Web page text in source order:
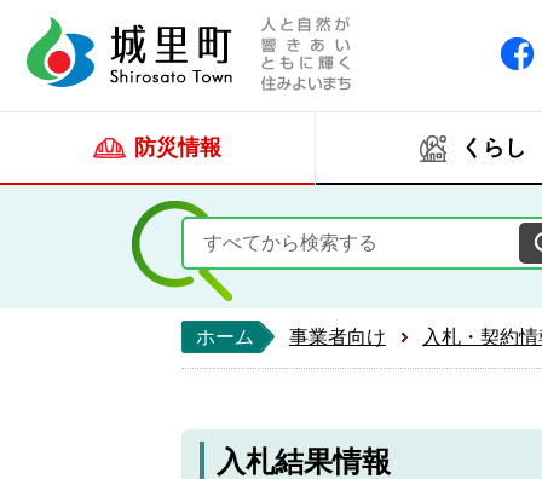
防災情報 くらし
ホーム 事業者向け 入札・契約
入札結果情報